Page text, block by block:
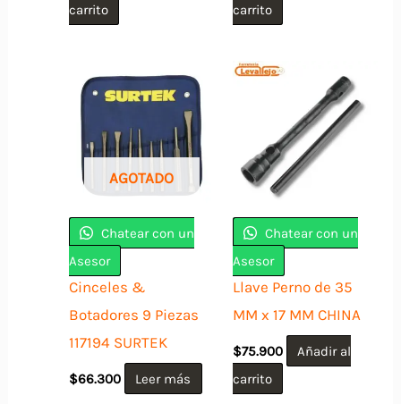
carrito
carrito
AGOTADO
Chatear con un
Asesor
Cinceles &
Botadores 9 Piezas
117194 SURTEK
$66.300 Leer más
Chatear con un
Asesor
Llave Perno de 35
MM x 17 MM CHINA
$75.900
Añadir al
carrito